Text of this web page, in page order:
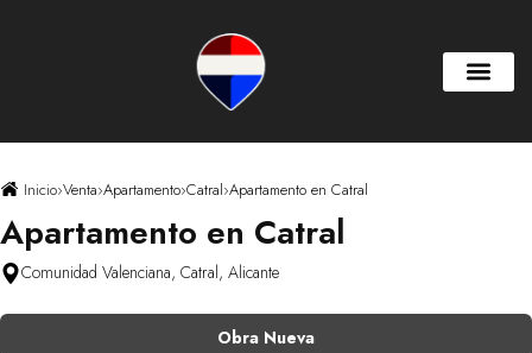
Inicio›Venta›Apartamento›Catral›Apartamento en Catral
Apartamento en Catral
Comunidad Valenciana, Catral, Alicante
Obra Nueva